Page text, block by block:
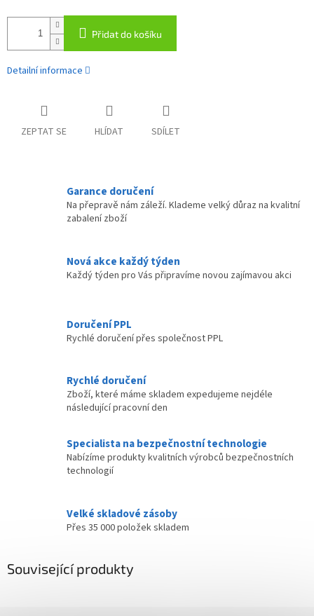
Přidat do košíku
Detailní informace
ZEPTAT SE HLÍDAT SDÍLET
Garance doručení
Na přepravě nám záleží. Klademe velký důraz na kvalitní
zabalení zboží
Nová akce každý týden
Každý týden pro Vás připravíme novou zajímavou akci
Doručení PPL
Rychlé doručení přes společnost PPL
Rychlé doručení
Zboží, které máme skladem expedujeme nejdéle
následující pracovní den
Specialista na bezpečnostní technologie
Nabízíme produkty kvalitních výrobců bezpečnostních
technologií
Velké skladové zásoby
Přes 35 000 položek skladem
Související produkty